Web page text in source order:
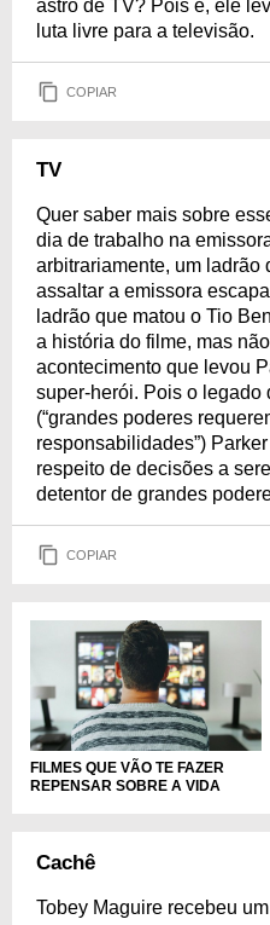
astro de TV? Pois é, ele
luta livre para a televisão.
COPIAR
TV
Quer saber mais sobre
dia de trabalho na
arbitrariamente, um ladrão
assaltar a emissora
ladrão que matou o Tio
a história do filme, mas
acontecimento que levou
super-herói. Pois o legado
(“grandes poderes
responsabilidades”)
respeito de decisões a
detentor de grandes
COPIAR
FILMES QUE VÃO TE FAZER
REPENSAR SOBRE A VIDA
Cachê
Tobey Maguire recebeu